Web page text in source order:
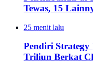
Tewas, 15
25 menit lalu
Pendiri Strategy
Triliun Berkat